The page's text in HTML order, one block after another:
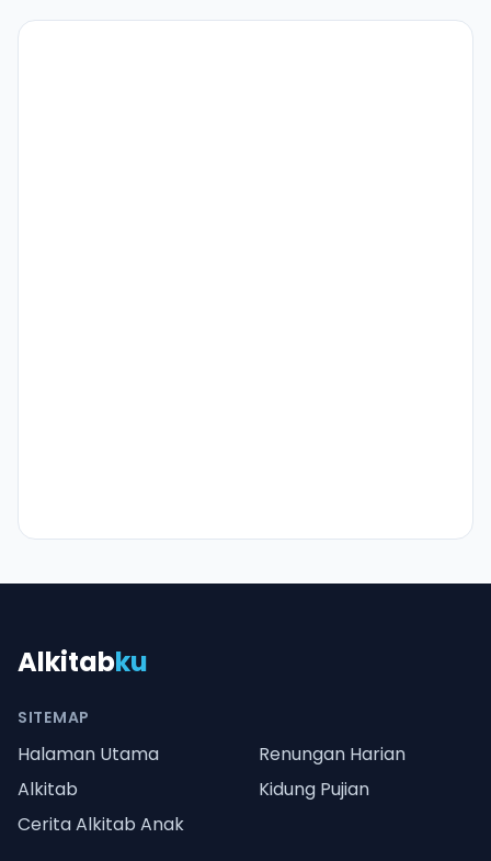
Alkitabku
SITEMAP
Halaman Utama
Renungan Harian
Alkitab
Kidung Pujian
Cerita Alkitab Anak